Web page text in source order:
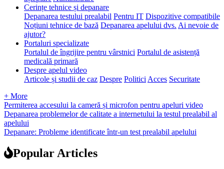
Cerințe tehnice și depanare
Depanarea testului prealabil Pentru IT Dispozitive compatibile
Noțiuni tehnice de bază Depanarea apelului dvs. Ai nevoie de
ajutor?
Portaluri specializate
Portalul de îngrijire pentru vârstnici Portalul de asistență
medicală primară
Despre apelul video
Articole și studii de caz Despre Politici Acces Securitate
+ More
Permiterea accesului la cameră și microfon pentru apeluri video
Depanarea problemelor de calitate a internetului la testul prealabil al
apelului
Depanare: Probleme identificate într-un test prealabil apelului
Popular Articles